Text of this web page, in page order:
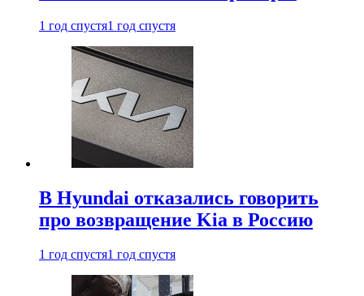
1 год спустя1 год спустя
В Hyundai отказались говорить
про возвращение Kia в Россию
1 год спустя1 год спустя